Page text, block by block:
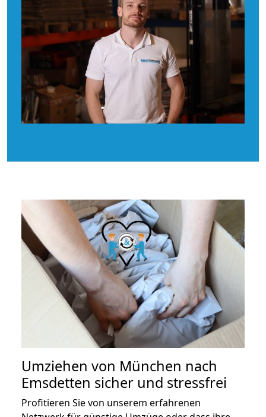
Umziehen von München nach
Emsdetten sicher und stressfrei
Profitieren Sie von unserem erfahrenen